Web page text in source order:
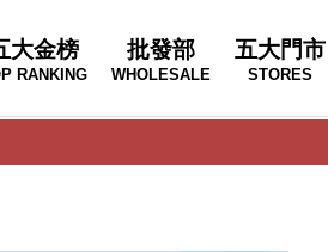
大金榜
RANKING
批發部
WHOLESALE
五大門市
STORES